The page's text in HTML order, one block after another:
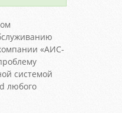
«АИС-
системой
любого